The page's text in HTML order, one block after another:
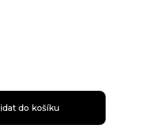
do košíku